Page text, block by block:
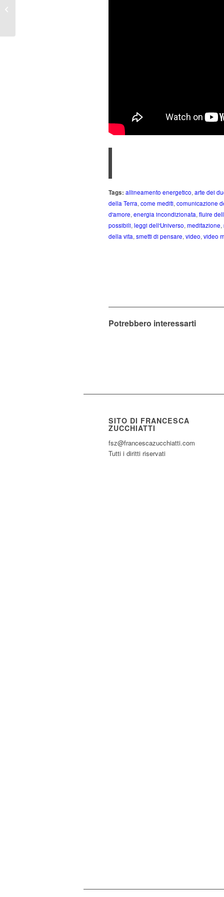
Tags: allineamento energetico, arte dei
della Terra, come mediti, comunicazione
d'amore, energia incondizionata, fluire
possibili, leggi dell'Universo, meditazione,
della vita, smetti di pensare, video, video
Potrebbero interessarti
SITO DI FRANCESCA
ZUCCHIATTI
fsz@francescazucchiatti.com
Tutti i diritti riservati